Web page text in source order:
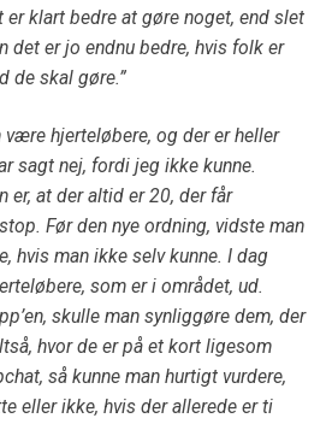
er klart bedre at gøre noget, end slet
det er jo endnu bedre, hvis folk er
de skal gøre.”
være hjerteløbere, og der er heller
sagt nej, fordi jeg ikke kunne.
er, at der altid er 20, der får
Før den nye ordning, vidste man
hvis man ikke selv kunne. I dag
som er i området, ud.
skulle man synliggøre dem, der
hvor de er på et kort ligesom
så kunne man hurtigt vurdere,
eller ikke, hvis der allerede er ti